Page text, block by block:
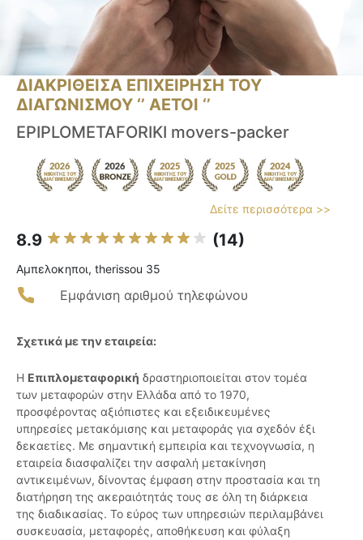
ΔΙΑΚΡΙΘΕΙΣΑ ΕΠΙΧΕΙΡΗΣΗ ΤΟΥ
ΔΙΑΓΩΝΙΣΜΟΥ ‘’ ΑΕΤΟΙ ‘’
EPIPLOMETAFORIKI movers-packer
Δείτε περισσότερα >>
8.9 (14)
Αμπελοκηποι, therissou 35
Εμφάνιση αριθμού τηλεφώνου
Σχετικά με την εταιρεία:
Η Επιπλομεταφορική δραστηριοποιείται στον τομέα
των μεταφορών στην Ελλάδα από το 1970,
προσφέροντας αξιόπιστες και εξειδικευμένες
υπηρεσίες μετακόμισης και μεταφοράς για σχεδόν έξι
δεκαετίες. Με σημαντική εμπειρία και τεχνογνωσία, η
εταιρεία διασφαλίζει την ασφαλή μετακίνηση
αντικειμένων, δίνοντας έμφαση στην προστασία και τη
διατήρηση της ακεραιότητάς τους σε όλη τη διάρκεια
της διαδικασίας. Το εύρος των υπηρεσιών περιλαμβάνει
συσκευασία, μεταφορές, αποθήκευση και φύλαξη